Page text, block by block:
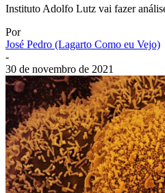
Instituto Adolfo Lutz vai fazer
Por
José Pedro (Lagarto Como eu Vejo)
-
30 de novembro de 2021